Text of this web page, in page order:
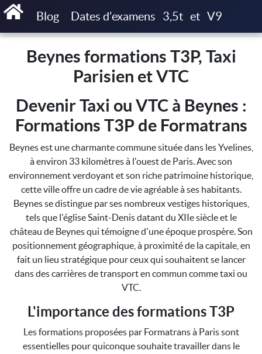
Blog Dates d'examens 3,5t et V9
Accueil Beynes formations T3P, Taxi Parisien et VTC
Beynes formations T3P, Taxi
Parisien et VTC
Devenir Taxi ou VTC à Beynes :
Formations T3P de Formatrans
Beynes est une charmante commune située dans les Yvelines,
à environ 33 kilomètres à l'ouest de Paris. Avec son
environnement verdoyant et son riche patrimoine historique,
cette ville offre un cadre de vie agréable à ses habitants.
Beynes se distingue par ses nombreux vestiges historiques,
tels que l'église Saint-Denis datant du XIIe siècle et le
château de Beynes qui témoigne d'une époque prospère. Son
positionnement géographique, à proximité de la capitale, en
fait un lieu stratégique pour ceux qui souhaitent se lancer
dans des carrières de transport en commun comme taxi ou
VTC.
L'importance des formations T3P
Les formations proposées par Formatrans à Paris sont
essentielles pour quiconque souhaite travailler dans le